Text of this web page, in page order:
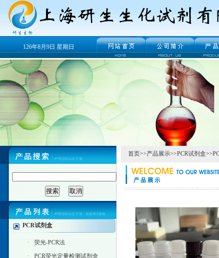
126年8月9日 星期日
PCR试剂盒
·
荧光-PCR法
·
PCR荧光定量检测试剂盒
首页>>产品展示>>PCR试剂盒>>